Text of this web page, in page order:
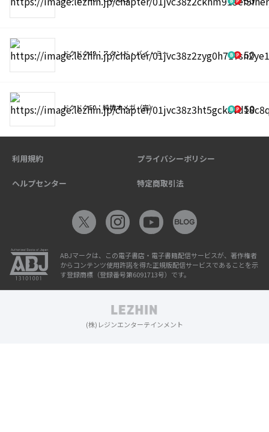
ドクドク49：スタンド・バイ・ミー 50
ドクドク50：純情オメガ（完） 50
利用規約 プライバシーポリシー
ヘルプセンター 特定商取引法
ABJマークは、この電子書店・電子書籍配信サービスが、著作権者
からコンテンツ使用許諾を得た正規版配信サービスであることを示
す登録商標（登録番号第6091713号）です。
(株)レジンエンターテインメント